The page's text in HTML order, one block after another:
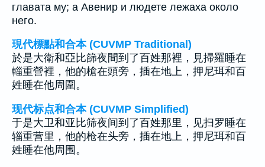
главата му; а Авенир и людете лежаха около
него.
現代標點和合本 (CUVMP Traditional)
於是大衛和亞比篩夜間到了百姓那裡，見掃羅睡在
輜重營裡，他的槍在頭旁，插在地上，押尼珥和百
姓睡在他周圍。
现代标点和合本 (CUVMP Simplified)
于是大卫和亚比筛夜间到了百姓那里，见扫罗睡在
辎重营里，他的枪在头旁，插在地上，押尼珥和百
姓睡在他周围。